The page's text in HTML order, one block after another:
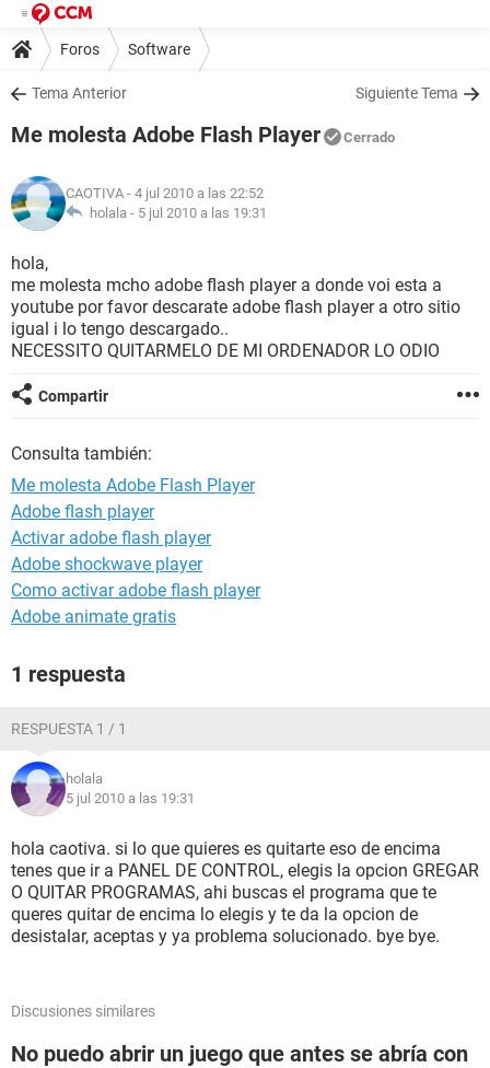
Foros Software
Tema Anterior Siguiente Tema
Me molesta Adobe Flash Player Cerrado
CAOTIVA - 4 jul 2010 a las 22:52
holala - 5 jul 2010 a las 19:31
hola,
me molesta mcho adobe flash player a donde voi esta a
youtube por favor descarate adobe flash player a otro sitio
igual i lo tengo descargado..
NECESSITO QUITARMELO DE MI ORDENADOR LO ODIO
Compartir
Consulta también:
Me molesta Adobe Flash Player
Adobe flash player
Activar adobe flash player
Adobe shockwave player
Como activar adobe flash player
Adobe animate gratis
1 respuesta
RESPUESTA 1 / 1
holala
5 jul 2010 a las 19:31
hola caotiva. si lo que quieres es quitarte eso de encima
tenes que ir a PANEL DE CONTROL, elegis la opcion GREGAR
O QUITAR PROGRAMAS, ahi buscas el programa que te
queres quitar de encima lo elegis y te da la opcion de
desistalar, aceptas y ya problema solucionado. bye bye.
Discusiones similares
No puedo abrir un juego que antes se abría con